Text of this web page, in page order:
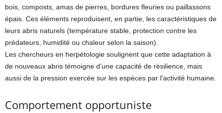
bois, composts, amas de pierres, bordures fleuries ou paillassons
épais. Ces éléments reproduisent, en partie, les caractéristiques de
leurs abris naturels (température stable, protection contre les
prédateurs, humidité ou chaleur selon la saison).
Les chercheurs en herpétologie soulignent que cette adaptation à
de nouveaux abris témoigne d’une capacité de résilience, mais
aussi de la pression exercée sur les espèces par l’activité humaine.
Comportement opportuniste